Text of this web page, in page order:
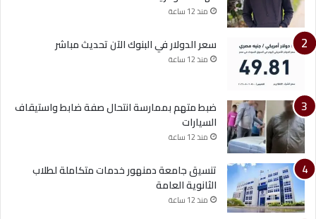
منذ 12 ساعة
سعر الدولار في البنوك الآن تحديث مباشر
منذ 12 ساعة
ضبط متهم بممارسة انتحال صفة ضابط واستيقاف
السيارات
منذ 12 ساعة
تنسيق جامعة دمنهور خدمات متكاملة لطلاب
الثانوية العامة
منذ 12 ساعة